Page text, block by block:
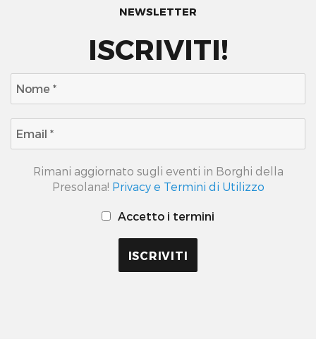
NEWSLETTER
ISCRIVITI!
Rimani aggiornato sugli eventi in Borghi della
Presolana! Privacy e Termini di Utilizzo
Accetto i termini